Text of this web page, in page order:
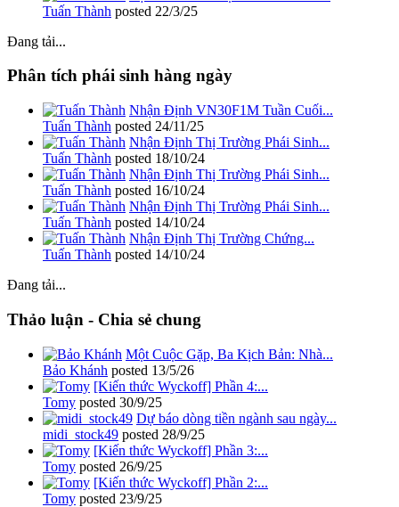
Tuấn Thành posted 22/3/25
Đang tải...
Phân tích phái sinh hàng ngày
Nhận Định VN30F1M Tuần Cuối...
Tuấn Thành posted 24/11/25
Nhận Định Thị Trường Phái Sinh...
Tuấn Thành posted 18/10/24
Nhận Định Thị Trường Phái Sinh...
Tuấn Thành posted 16/10/24
Nhận Định Thị Trường Phái Sinh...
Tuấn Thành posted 14/10/24
Nhận Định Thị Trường Chứng...
Tuấn Thành posted 14/10/24
Đang tải...
Thảo luận - Chia sẻ chung
Một Cuộc Gặp, Ba Kịch Bản: Nhà...
Bảo Khánh posted 13/5/26
[Kiến thức Wyckoff] Phần 4:...
Tomy posted 30/9/25
Dự báo dòng tiền ngành sau ngày...
midi_stock49 posted 28/9/25
[Kiến thức Wyckoff] Phần 3:...
Tomy posted 26/9/25
[Kiến thức Wyckoff] Phần 2:...
Tomy posted 23/9/25